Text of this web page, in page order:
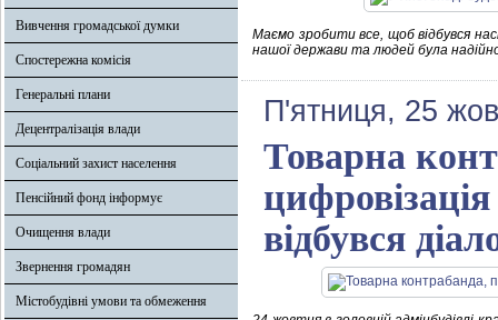
Вивчення громадської думки
Спостережна комісія
Генеральні плани
Децентралізація влади
Соціальний захист населення
Пенсійний фонд інформує
Очищення влади
Звернення громадян
Містобудівні умови та обмеження
Маємо зробити все, щоб відбувся
нашої держави та людей була
П'ятниця, 25
Товарна
відбувся